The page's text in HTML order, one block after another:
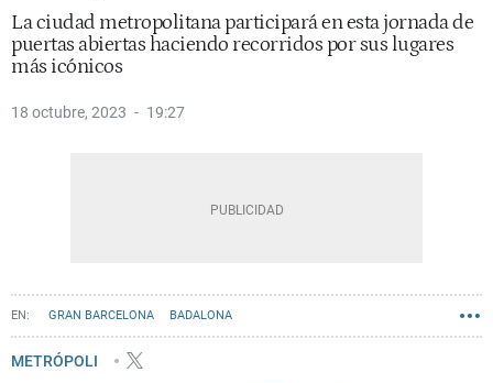
La ciudad metropolitana participará en esta jornada de
puertas abiertas haciendo recorridos por sus lugares
más icónicos
18 octubre, 2023 19:27
GRAN BARCELONA BADALONA
METRÓPOLI